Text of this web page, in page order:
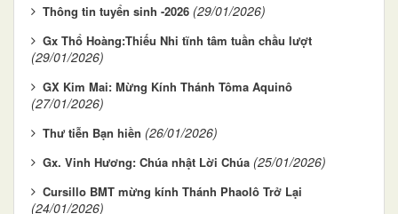
Thông tin tuyển sinh -2026 (29/01/2026)
Gx Thổ Hoàng:Thiếu Nhi tĩnh tâm tuần chầu lượt
(29/01/2026)
GX Kim Mai: Mừng Kính Thánh Tôma Aquinô
(27/01/2026)
Thư tiễn Bạn hiền (26/01/2026)
Gx. Vinh Hương: Chúa nhật Lời Chúa (25/01/2026)
Cursillo BMT mừng kính Thánh Phaolô Trở Lại
(24/01/2026)